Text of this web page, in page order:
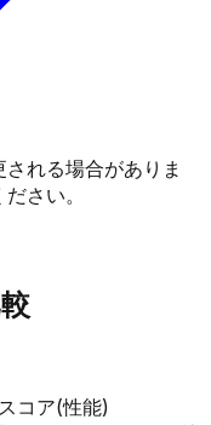
れる場合がありま
さい。
コア(性能)